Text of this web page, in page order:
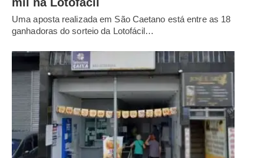
Uma aposta realizada em São Caetano está entre as 18
ganhadoras do sorteio da Lotofácil…